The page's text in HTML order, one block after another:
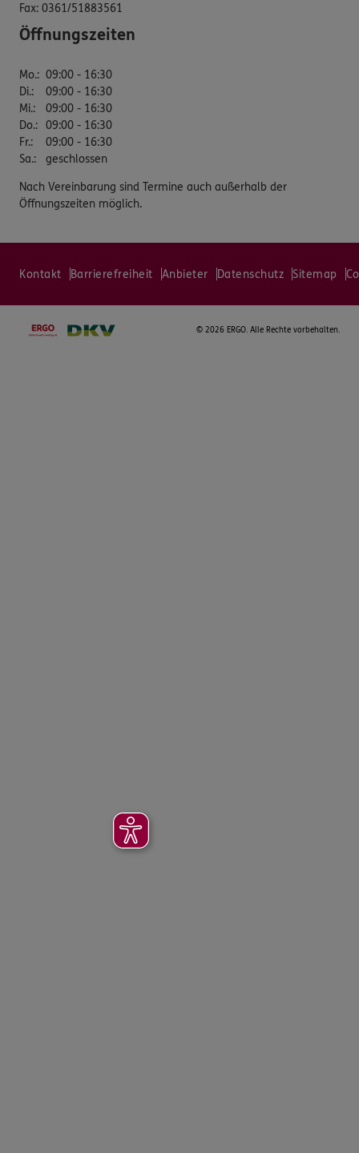
Fax: 0361/51883561
Öffnungszeiten
Mo.: 09:00 - 16:30
Di.:
09:00 - 16:30
Mi.:
09:00 - 16:30
Do.: 09:00 - 16:30
Fr.:
09:00 - 16:30
Sa.: geschlossen
Nach Vereinbarung sind Termine auch außerhalb der
Öffnungszeiten möglich.
Kontakt Barrierefreiheit Anbieter Datenschutz Sitemap
© 2026 ERGO. Alle Rechte vorbehalten.